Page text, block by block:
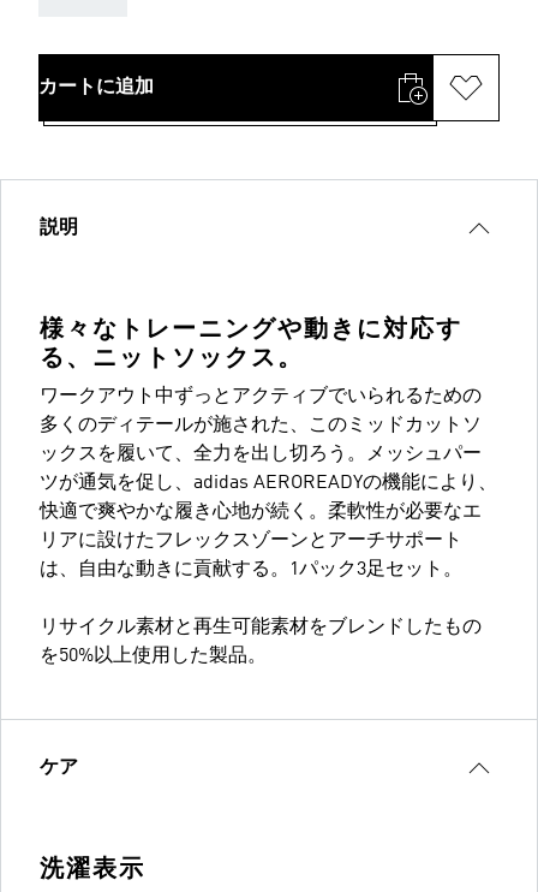
カートに追加
説明
様々なトレーニングや動きに対応す
る、ニットソックス。
ワークアウト中ずっとアクティブでいられるための
多くのディテールが施された、このミッドカットソ
ックスを履いて、全力を出し切ろう。メッシュパー
ツが通気を促し、adidas AEROREADYの機能により、
快適で爽やかな履き心地が続く。柔軟性が必要なエ
リアに設けたフレックスゾーンとアーチサポート
は、自由な動きに貢献する。1パック3足セット。
リサイクル素材と再生可能素材をブレンドしたもの
を50%以上使用した製品。
ケア
洗濯表示